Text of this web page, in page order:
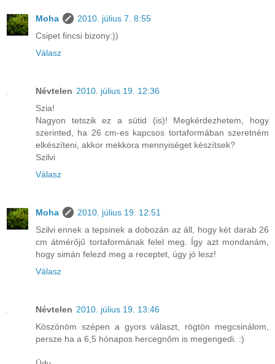
Moha
2010. július 7. 8:55
Csipet fincsi bizony:))
Válasz
Névtelen 2010. július 19. 12:36
Szia!
Nagyon tetszik ez a sütid (is)! Megkérdezhetem, hogy
szerinted, ha 26 cm-es kapcsos tortaformában szeretném
elkészíteni, akkor mekkora mennyiséget készítsek?
Szilvi
Válasz
Moha
2010. július 19. 12:51
Szilvi ennek a tepsinek a dobozán az áll, hogy két darab 26
cm átmérőjű tortaformának felel meg. Így azt mondanám,
hogy simán felezd meg a receptet, úgy jó lesz!
Válasz
Névtelen 2010. július 19. 13:46
Köszönöm szépen a gyors választ, rögtön megcsinálom,
persze ha a 6,5 hónapos hercegnőm is megengedi. :)